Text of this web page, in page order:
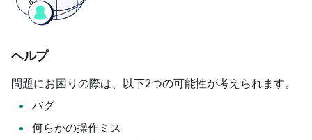
ヘルプ
問題にお困りの際は、以下2つの可能性が考えられます。
バグ
何らかの操作ミス